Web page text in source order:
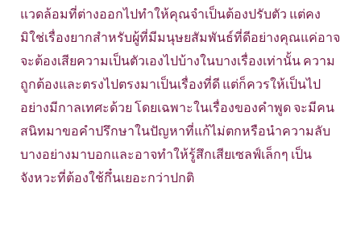
แวดล้อมที่ต่างออกไปทำให้คุณจำเป็นต้องปรับตัว แต่คง
มิใช่เรื่องยากสำหรับผู้ที่มีมนุษยสัมพันธ์ที่ดีอย่างคุณแค่อาจ
จะต้องเสียความเป็นตัวเองไปบ้างในบางเรื่องเท่านั้น ความ
ถูกต้องและตรงไปตรงมาเป็นเรื่องที่ดี แต่ก็ควรให้เป็นไป
อย่างมีกาลเทศะด้วย โดยเฉพาะในเรื่องของคำพูด จะมีคน
สนิทมาขอคำปรึกษาในปัญหาที่แก้ไม่ตกหรือนำความลับ
บางอย่างมาบอกและอาจทำให้รู้สึกเสียเซลฟ์เล็กๆ เป็น
จังหวะที่ต้องใช้กึ๋นเยอะกว่าปกติ